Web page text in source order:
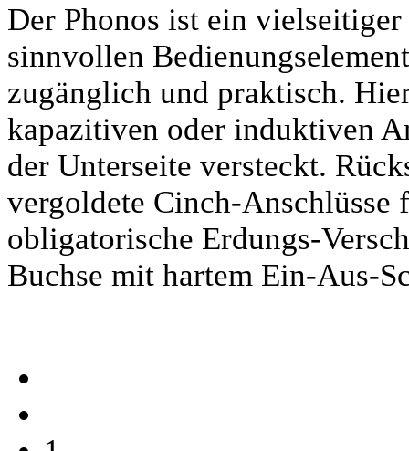
Der Phonos ist ein
sinnvollen
zugänglich und praktisch.
kapazitiven oder induktiven
der Unterseite versteckt.
vergoldete Cinch-Anschlüsse
obligatorische Erdungs-
Buchse mit hartem Ein-Aus-